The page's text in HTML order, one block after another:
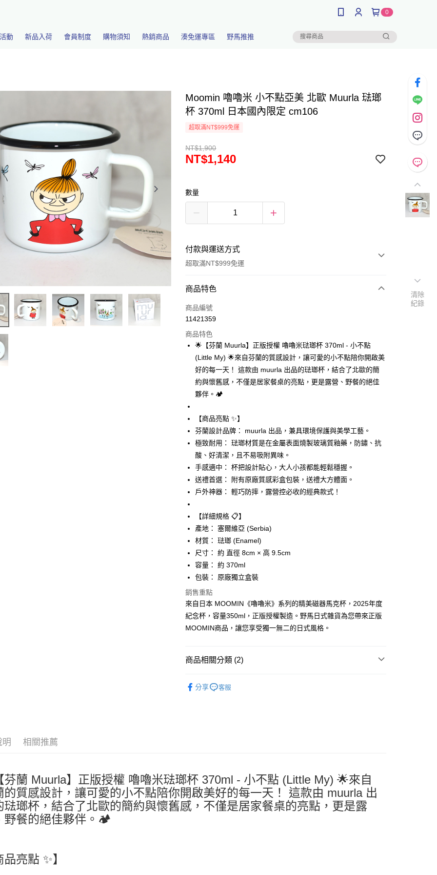
0
動 新品入荷 會員制度 購物須知 熱銷商品 湊免運專區 野馬推推
Moomin 嚕嚕米 小不點亞美 北歐 Muurla 琺瑯
杯 370ml 日本國內限定 cm106
超取滿NT$999免運
NT$1,900
NT$1,140
數量
付款與運送方式
超取滿NT$999免運
付款方式
信用卡一次付款
3 期 0 利率 每期 NT$380 21家銀行
合作金庫商業銀行
第一商業銀行
華南商業銀行
彰化商業銀行
國泰世華商業銀行
兆豐國際商業銀行
臺灣中小企業銀行
聯邦商業銀行
元大商業銀行
永豐商業銀行
台新國際商業銀行
中國信託商業銀行
台灣樂天信用卡公司
超商取貨付款
Apple Pay
悠遊付
Google Pay
ATM付款
全家取貨付款
每筆NT$65，滿NT$999(含以上)免運費
付款後全家取貨
每筆NT$65，滿NT$999(含以上)免運費
7-11取貨付款
每筆NT$65，滿NT$999(含以上)免運費
每筆NT$65，滿NT$999(含以上)免運費
每筆NT$100，滿NT$999(含以上)免運費
商品特色
商品編號
11421359
商品特色
🌟【芬蘭 Muurla】正版授權 嚕嚕米琺瑯杯 370ml - 小不點
(Little My) 🌟來自芬蘭的質感設計，讓可愛的小不點陪你開啟美
好的每一天！ 這款由 muurla 出品的琺瑯杯，結合了北歐的簡
約與懷舊感，不僅是居家餐桌的亮點，更是露營、野餐的絕佳
夥伴。🏕️
【商品亮點 ✨】
芬蘭設計品牌： muurla 出品，兼具環境保護與美學工藝。
極致耐用： 琺瑯材質是在金屬表面燒製玻璃質釉藥，防鏽、抗
酸、好清潔，且不易吸附異味。
手感適中： 杯把設計貼心，大人小孩都能輕鬆穩握。
送禮首選： 附有原廠質感彩盒包裝，送禮大方體面。
戶外神器： 輕巧防摔，露營控必收的經典款式！
【詳細規格 📋】
產地： 塞爾維亞 (Serbia)
材質： 琺瑯 (Enamel)
尺寸： 約 直徑 8cm × 高 9.5cm
容量： 約 370ml
包裝： 原廠獨立盒裝
銷售重點
來自日本 MOOMIN《嚕嚕米》系列的精美磁器馬克杯，2025年度
紀念杯，容量350ml，正版授權製造。野馬日式雜貨為您帶來正版
MOOMIN商品，讓您享受獨一無二的日式風格。
商品相關分類 (2)
分享 客服
明 相關推薦
芬蘭 Muurla】正版授權 嚕嚕米琺瑯杯 370ml - 小不點 (Little My) 🌟來自
的質感設計，讓可愛的小不點陪你開啟美好的每一天！ 這款由 muurla 出
琺瑯杯，結合了北歐的簡約與懷舊感，不僅是居家餐桌的亮點，更是露
野餐的絕佳夥伴。🏕️
亮點 ✨】
清除
紀錄